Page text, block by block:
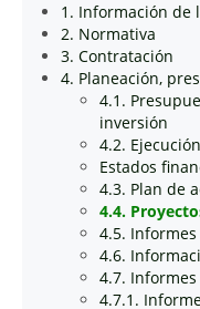
1. Información de
2. Normativa
3. Contratación
4. Planeación,
4.1.
inversión
4.2.
Estados
4.3. Plan de
4.4.
4.5.
4.6.
4.7.
4.7.1.